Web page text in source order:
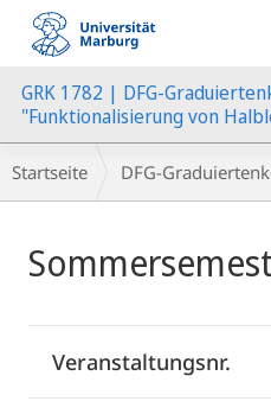
Mobile-
Navigation
GRK 1782 | DFG-
"Funktionalisierung von
Breadcrumb-
Navigation
Startseite DFG-
Veranstaltungsnr.